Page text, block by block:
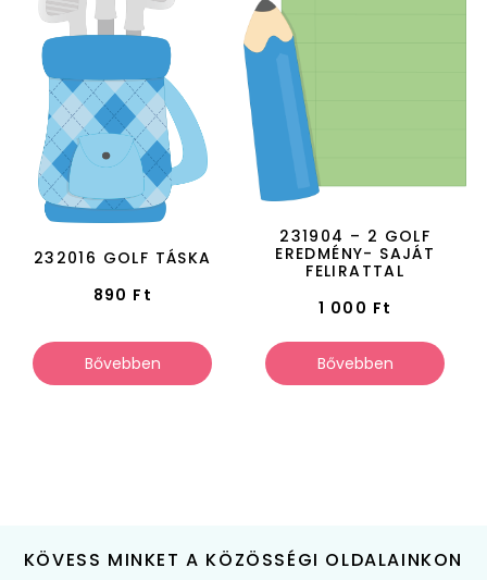
232016 GOLF TÁSKA
890 Ft
Bővebben
231904 – 2 GOLF
EREDMÉNY- SAJÁT
FELIRATTAL
1 000 Ft
Bővebben
KÖVESS MINKET A KÖZÖSSÉGI OLDALAINKON